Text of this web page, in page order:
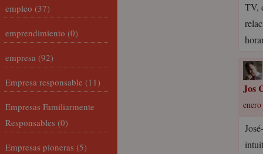
TV,
Jos
empleo (37)
emprendimiento (0)
empresa (92)
Empresa responsable (11)
Empresas Familiarmente
Responsables (0)
Empresas pioneras (5)